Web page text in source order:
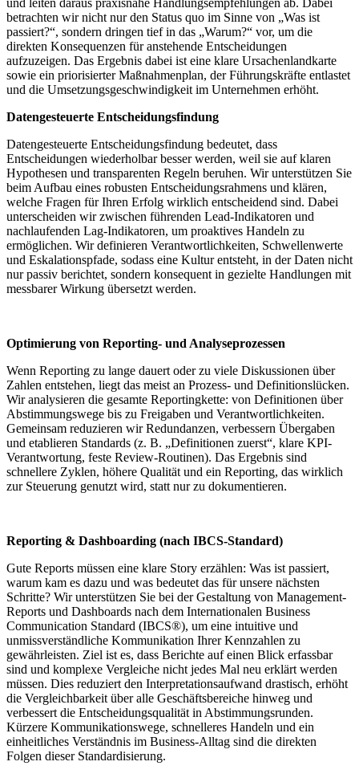
betrachten wir nicht nur den Status quo im Sinne von „Was ist
passiert?“, sondern dringen tief in das „Warum?“ vor, um die
direkten Konsequenzen für anstehende Entscheidungen
aufzuzeigen. Das Ergebnis dabei ist eine klare Ursachenlandkarte
sowie ein priorisierter Maßnahmenplan, der Führungskräfte entlastet
und die Umsetzungsgeschwindigkeit im Unternehmen erhöht.
Datengesteuerte Entscheidungsfindung
Datengesteuerte Entscheidungsfindung bedeutet, dass
Entscheidungen wiederholbar besser werden, weil sie auf klaren
Hypothesen und transparenten Regeln beruhen. Wir unterstützen Sie
beim Aufbau eines robusten Entscheidungsrahmens und klären,
welche Fragen für Ihren Erfolg wirklich entscheidend sind. Dabei
unterscheiden wir zwischen führenden Lead-Indikatoren und
nachlaufenden Lag-Indikatoren, um proaktives Handeln zu
ermöglichen. Wir definieren Verantwortlichkeiten, Schwellenwerte
und Eskalationspfade, sodass eine Kultur entsteht, in der Daten nicht
nur passiv berichtet, sondern konsequent in gezielte Handlungen mit
messbarer Wirkung übersetzt werden.
Optimierung von Reporting- und Analyseprozessen
Wenn Reporting zu lange dauert oder zu viele Diskussionen über
Zahlen entstehen, liegt das meist an Prozess- und Definitionslücken.
Wir analysieren die gesamte Reportingkette: von Definitionen über
Abstimmungswege bis zu Freigaben und Verantwortlichkeiten.
Gemeinsam reduzieren wir Redundanzen, verbessern Übergaben
und etablieren Standards (z. B. „Definitionen zuerst“, klare KPI-
Verantwortung, feste Review-Routinen). Das Ergebnis sind
schnellere Zyklen, höhere Qualität und ein Reporting, das wirklich
zur Steuerung genutzt wird, statt nur zu dokumentieren.
Reporting & Dashboarding (nach IBCS-Standard)
Gute Reports müssen eine klare Story erzählen: Was ist passiert,
warum kam es dazu und was bedeutet das für unsere nächsten
Schritte? Wir unterstützen Sie bei der Gestaltung von Management-
Reports und Dashboards nach dem Internationalen Business
Communication Standard (IBCS®), um eine intuitive und
unmissverständliche Kommunikation Ihrer Kennzahlen zu
gewährleisten. Ziel ist es, dass Berichte auf einen Blick erfassbar
sind und komplexe Vergleiche nicht jedes Mal neu erklärt werden
müssen. Dies reduziert den Interpretationsaufwand drastisch, erhöht
die Vergleichbarkeit über alle Geschäftsbereiche hinweg und
verbessert die Entscheidungsqualität in Abstimmungsrunden.
Kürzere Kommunikationswege, schnelleres Handeln und ein
einheitliches Verständnis im Business-Alltag sind die direkten
Folgen dieser Standardisierung.